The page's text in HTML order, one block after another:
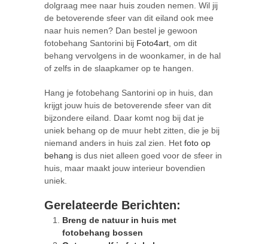
dolgraag mee naar huis zouden nemen. Wil jij
de betoverende sfeer van dit eiland ook mee
naar huis nemen? Dan bestel je gewoon
fotobehang Santorini bij Foto4art, om dit
behang vervolgens in de woonkamer, in de hal
of zelfs in de slaapkamer op te hangen.
Hang je fotobehang Santorini op in huis, dan
krijgt jouw huis de betoverende sfeer van dit
bijzondere eiland. Daar komt nog bij dat je
uniek behang op de muur hebt zitten, die je bij
niemand anders in huis zal zien. Het foto op
behang is dus niet alleen goed voor de sfeer in
huis, maar maakt jouw interieur bovendien
uniek.
Gerelateerde Berichten:
Breng de natuur in huis met
fotobehang bossen